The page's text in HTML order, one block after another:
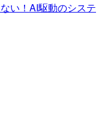
い！AI駆動のシステ